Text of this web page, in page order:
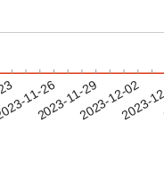
11-26
2023-11-292023-12-02
2023-